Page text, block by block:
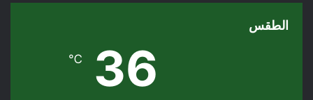
الطقس
36
℃